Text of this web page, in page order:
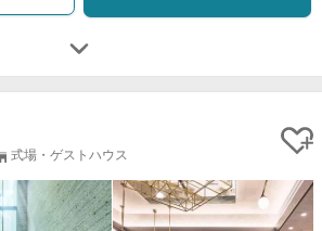
式場・ゲストハウス